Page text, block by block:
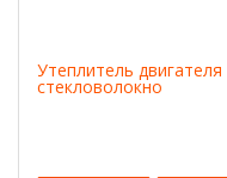
Утеплитель
стекловолокно